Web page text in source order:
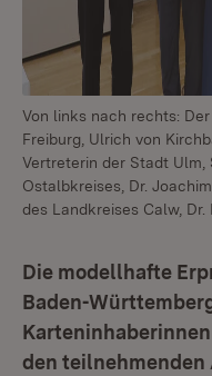
Von links nach rechts:
Freiburg, Ulrich von
Vertreterin der Stadt Ulm,
Ostalbkreises, Dr.
des Landkreises Calw, Dr.
Die modellhafte
Baden-
den